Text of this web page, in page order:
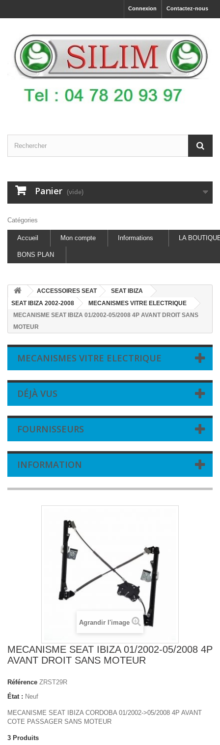
Contactez-nous
Connexion
Panier (vide)
Catégories
Accueil Mon compte Informations LA
BONS PLAN
ACCESSOIRES SEAT
SEAT IBIZA
SEAT IBIZA 2002-2008
MECANISMES VITRE ELECTRIQUE
MECANISME SEAT IBIZA 01/2002-05/2008 4P AVANT DROIT SANS
MOTEUR
MECANISMES VITRE ELECTRIQUE
DÉJÀ VUS
FOURNISSEURS
INFORMATION
Agrandir l'image
MECANISME SEAT IBIZA 01/2002-05/2008 4P
AVANT DROIT SANS MOTEUR
Référence ZRST29R
État : Neuf
MECANISME SEAT IBIZA CORDOBA 01/2002->05/2008 4P AVANT
COTE PASSAGER SANS MOTEUR
3 Produits